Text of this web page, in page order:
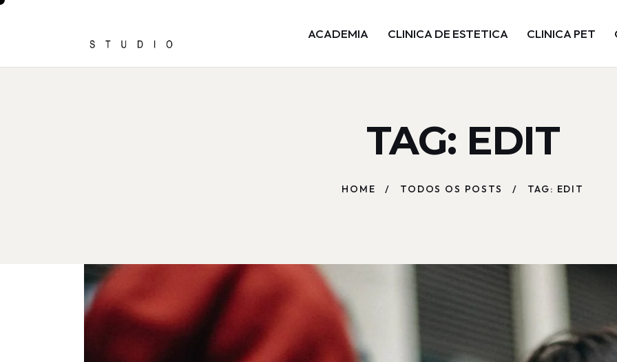
ACADEMIA CLINICA DE ESTETICA CLINICA PET
TAG: EDIT
HOME TODOS OS POSTS TAG: EDIT